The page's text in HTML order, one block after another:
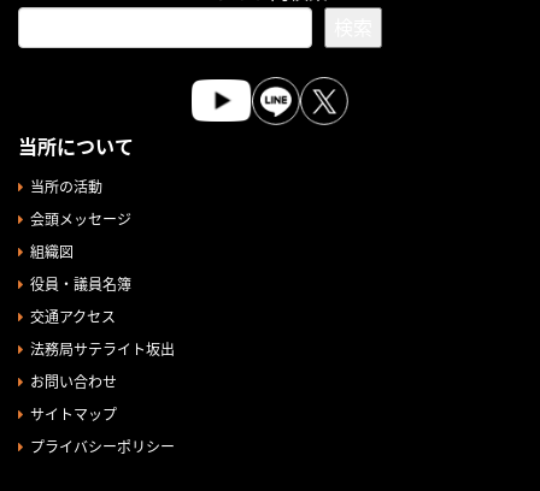
当所について
当所の活動
会頭メッセージ
組織図
役員・議員名簿
交通アクセス
法務局サテライト坂出
お問い合わせ
サイトマップ
プライバシーポリシー